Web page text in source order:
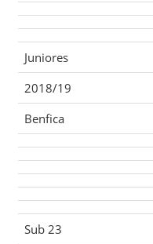
Juniores
2018/19
Benfica
Sub 23